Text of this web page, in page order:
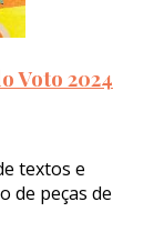
Voto 2024
textos e
de peças de